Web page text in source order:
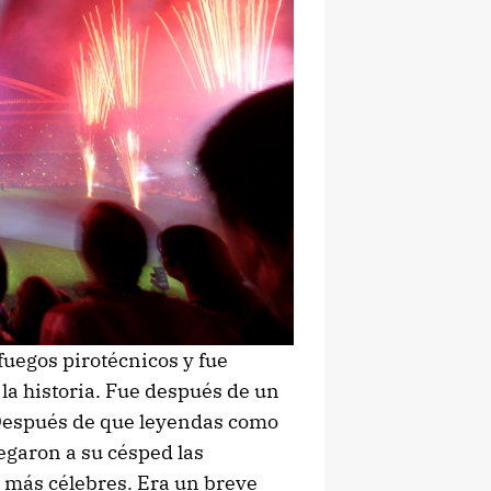
pirotécnicos y fue
historia. Fue después de un
de que leyendas como
a su césped las
célebres. Era un breve